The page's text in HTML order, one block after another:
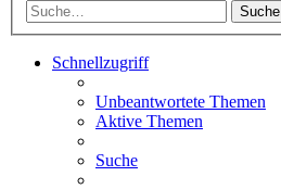
Suche
Schnellzugriff
Unbeantwortete Themen
Aktive Themen
Suche